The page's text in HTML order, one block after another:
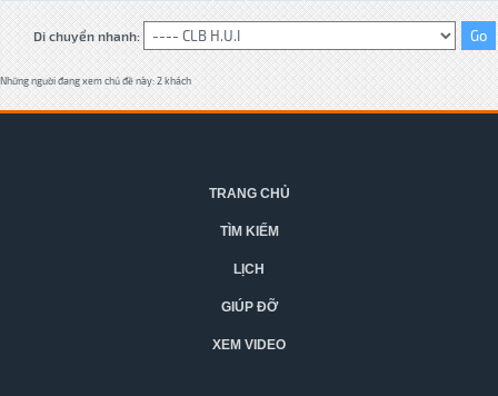
Di chuyển nhanh:
Những người đang xem chủ đề này: 2 khách
TRANG CHỦ
TÌM KIẾM
LỊCH
GIÚP ĐỠ
XEM VIDEO